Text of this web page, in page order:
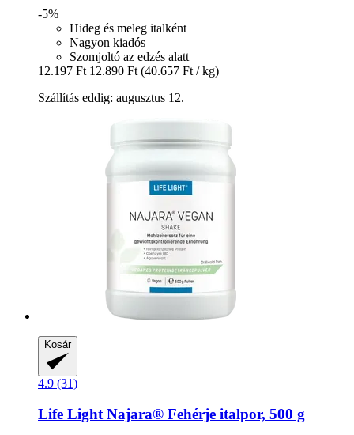
-5%
Hideg és meleg italként
Nagyon kiadós
Szomjoltó az edzés alatt
12.197 Ft 12.890 Ft (40.657 Ft / kg)
Szállítás eddig: augusztus 12.
Kosár
4.9 (31)
Life Light Najara® Fehérje italpor, 500 g